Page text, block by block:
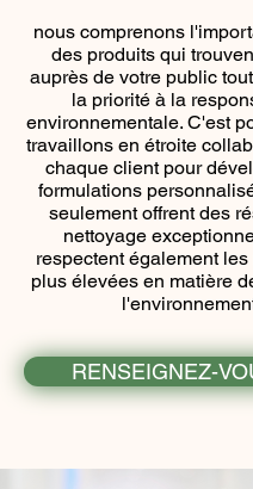
nous comprenons
des produits qui
auprès de votre public
la priorité à la
environnementale. C'est
travaillons en étroite
chaque client pour
formulations
seulement offrent des
nettoyage
respectent également
plus élevées en matière
RENSEIGNEZ-